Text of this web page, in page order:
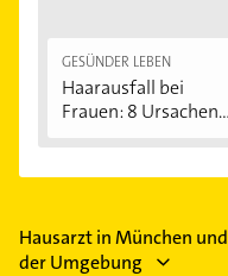
GESÜNDER LEBEN
Haarausfall bei
Frauen: 8 Ursachen...
Hausarzt in München und
der Umgebung